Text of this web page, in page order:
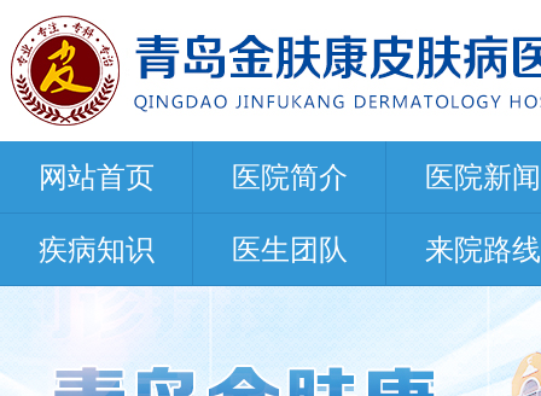
网站首页 医院简介 医院新闻
疾病知识 医生团队 来院路线